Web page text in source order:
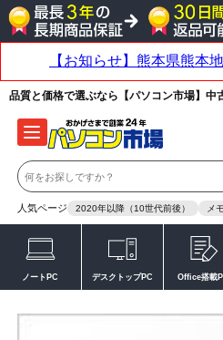
品質と価格で選ぶなら【パソコン市場】中
人気ページ 2020年以降（10世代前後） メ
ノートPC デスクトップPC Office搭載